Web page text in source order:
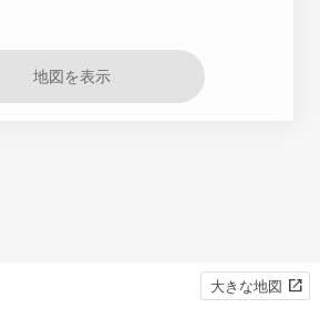
地図を表示
大きな地図